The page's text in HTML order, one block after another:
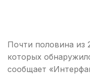
Почти половина из
которых
сообщает